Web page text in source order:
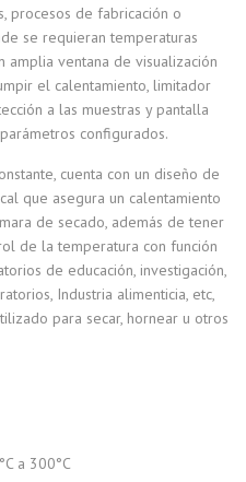
procesos de fabricación o
se requieran temperaturas
amplia ventana de visualización
el calentamiento, limitador
a las muestras y pantalla
configurados.
cuenta con un diseño de
que asegura un calentamiento
de secado, además de tener
de la temperatura con función
de educación, investigación,
Industria alimenticia, etc,
para secar, hornear u otros
a 300°C